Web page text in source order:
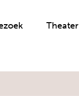
Theater